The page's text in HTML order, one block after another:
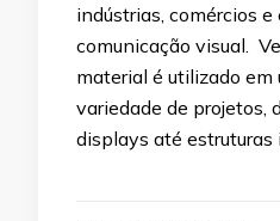
indústrias, comércios e
comunicação visual.
material é utilizado em
variedade de projetos,
displays até estruturas